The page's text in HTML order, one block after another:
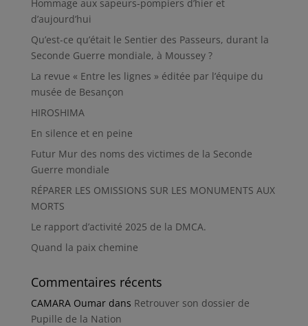
Hommage aux sapeurs-pompiers d’hier et
d’aujourd’hui
Qu’est-ce qu’était le Sentier des Passeurs, durant la
Seconde Guerre mondiale, à Moussey ?
La revue « Entre les lignes » éditée par l’équipe du
musée de Besançon
HIROSHIMA
En silence et en peine
Futur Mur des noms des victimes de la Seconde
Guerre mondiale
RÉPARER LES OMISSIONS SUR LES MONUMENTS AUX
MORTS
Le rapport d’activité 2025 de la DMCA.
Quand la paix chemine
Commentaires récents
CAMARA Oumardans Retrouver son dossier de
Pupille de la Nation